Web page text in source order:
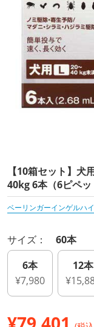
【10箱セット】
40kg 6本（6ピペッ
ベーリンガーインゲルハ
サイズ： 60本
6本
¥7,980
12本